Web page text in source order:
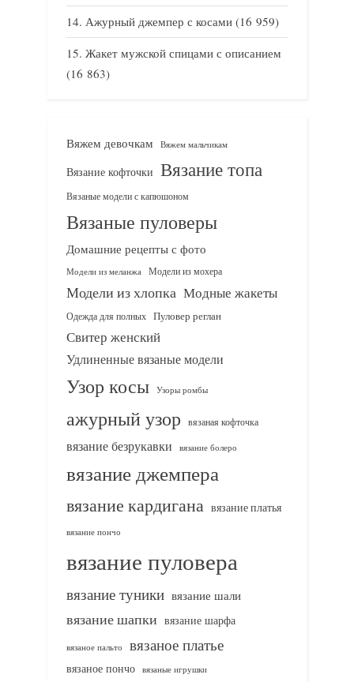
Ажурный джемпер с косами (16 959)
Жакет мужской спицами с описанием
(16 863)
Вяжем девочкам Вяжем мальчикам
Вязание кофточки Вязание топа
Вязаные модели с капюшоном
Вязаные пуловеры
Домашние рецепты с фото
Модели из меланжа Модели из мохера
Модели из хлопка Модные жакеты
Одежда для полных Пуловер реглан
Свитер женский
Удлиненные вязаные модели
Узор косы Узоры ромбы
ажурный узор вязаная кофточка
вязание безрукавки вязание болеро
вязание джемпера
вязание кардигана вязание платья
вязание пончо
вязание пуловера
вязание туники вязание шали
вязание шапки вязание шарфа
вязаное пальто вязаное платье
вязаное пончо вязаные игрушки